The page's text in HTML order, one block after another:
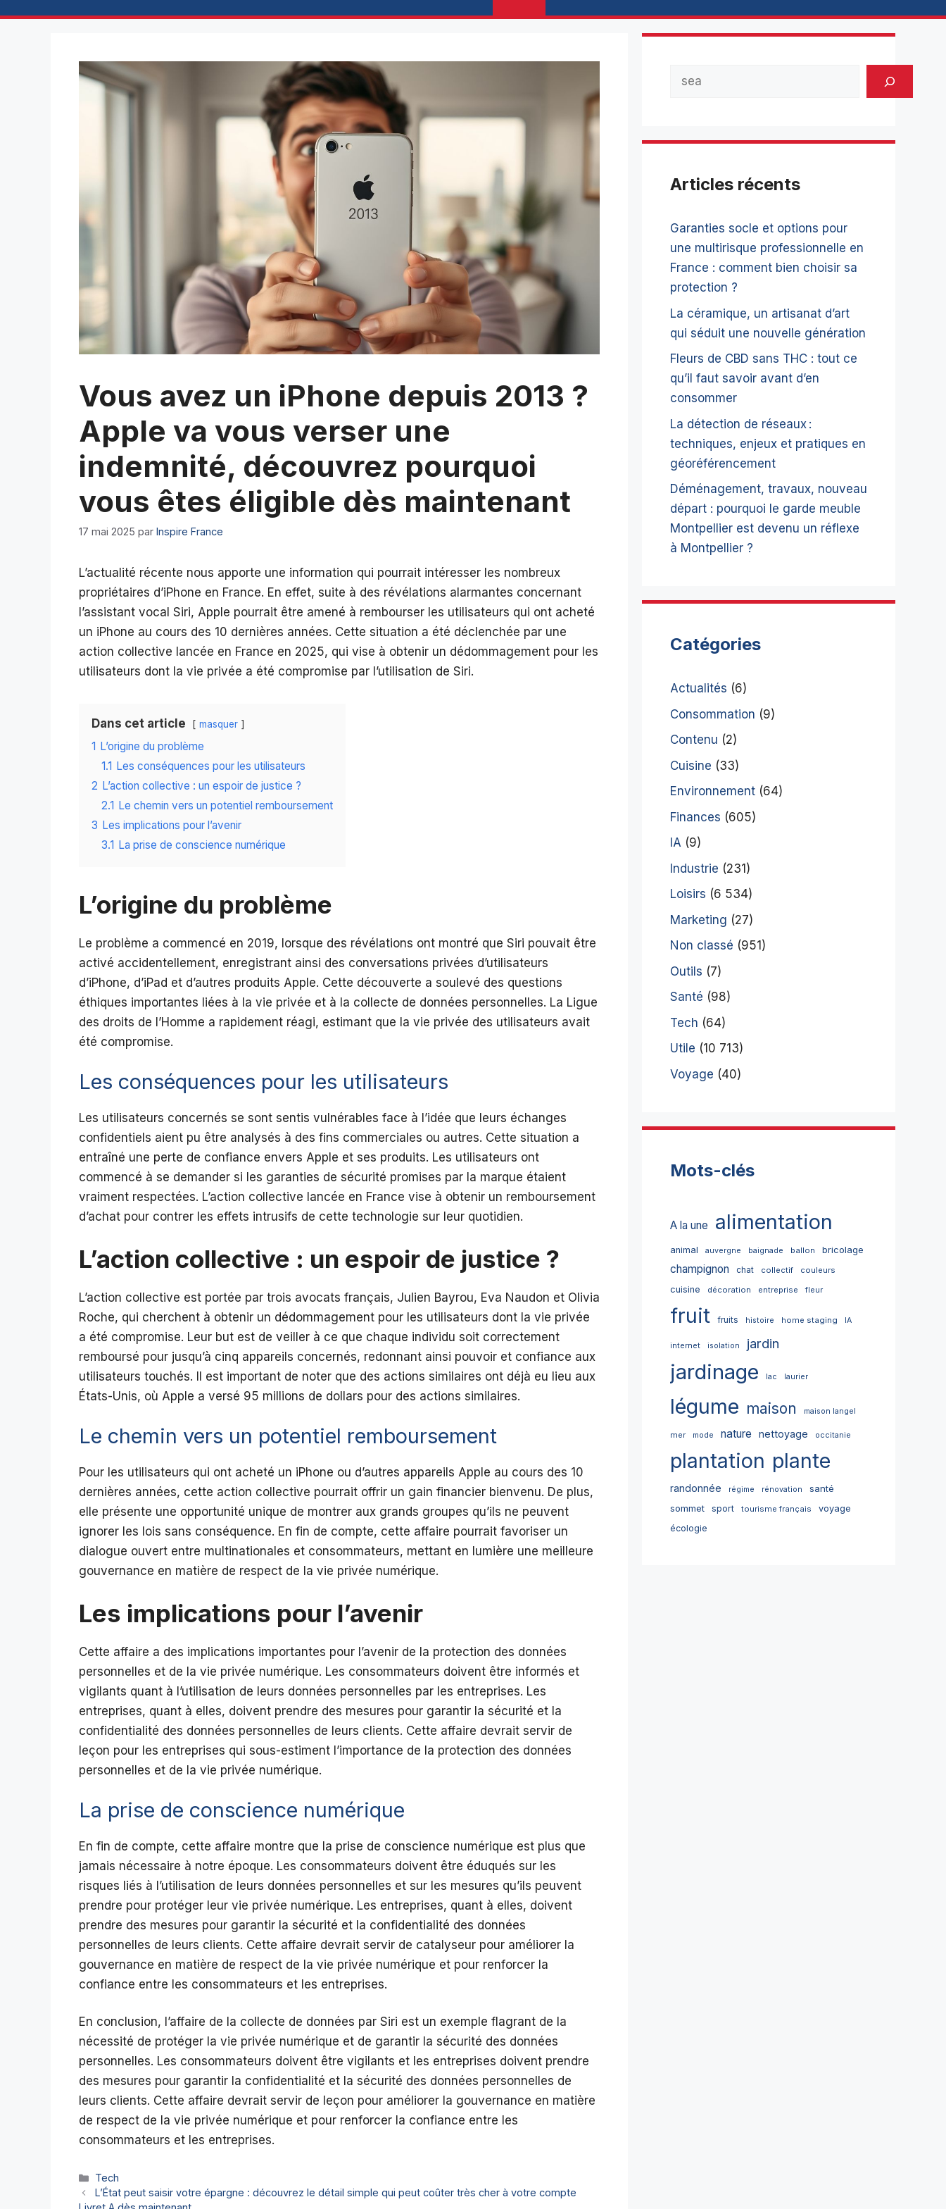
Vous avez un iPhone depuis 2013 ?
Apple va vous verser une
indemnité, découvrez pourquoi
vous êtes éligible dès maintenant
17 mai 2025 par Inspire France
L’actualité récente nous apporte une information qui pourrait intéresser les nombreux
propriétaires d’iPhone en France. En effet, suite à des révélations alarmantes concernant
l’assistant vocal Siri, Apple pourrait être amené à rembourser les utilisateurs qui ont acheté
un iPhone au cours des 10 dernières années. Cette situation a été déclenchée par une
action collective lancée en France en 2025, qui vise à obtenir un dédommagement pour les
utilisateurs dont la vie privée a été compromise par l’utilisation de Siri.
Dans cet article masquer
1 L’origine du problème
1.1 Les conséquences pour les utilisateurs
2 L’action collective : un espoir de justice ?
2.1 Le chemin vers un potentiel remboursement
3 Les implications pour l’avenir
3.1 La prise de conscience numérique
L’origine du problème
Le problème a commencé en 2019, lorsque des révélations ont montré que Siri pouvait être
activé accidentellement, enregistrant ainsi des conversations privées d’utilisateurs
d’iPhone, d’iPad et d’autres produits Apple. Cette découverte a soulevé des questions
éthiques importantes liées à la vie privée et à la collecte de données personnelles. La Ligue
des droits de l’Homme a rapidement réagi, estimant que la vie privée des utilisateurs avait
été compromise.
Les conséquences pour les utilisateurs
Les utilisateurs concernés se sont sentis vulnérables face à l’idée que leurs échanges
confidentiels aient pu être analysés à des fins commerciales ou autres. Cette situation a
entraîné une perte de confiance envers Apple et ses produits. Les utilisateurs ont
commencé à se demander si les garanties de sécurité promises par la marque étaient
vraiment respectées. L’action collective lancée en France vise à obtenir un remboursement
d’achat pour contrer les effets intrusifs de cette technologie sur leur quotidien.
L’action collective : un espoir de justice ?
L’action collective est portée par trois avocats français, Julien Bayrou, Eva Naudon et Olivia
Roche, qui cherchent à obtenir un dédommagement pour les utilisateurs dont la vie privée
a été compromise. Leur but est de veiller à ce que chaque individu soit correctement
remboursé pour jusqu’à cinq appareils concernés, redonnant ainsi pouvoir et confiance aux
utilisateurs touchés. Il est important de noter que des actions similaires ont déjà eu lieu aux
États-Unis, où Apple a versé 95 millions de dollars pour des actions similaires.
Le chemin vers un potentiel remboursement
Pour les utilisateurs qui ont acheté un iPhone ou d’autres appareils Apple au cours des 10
dernières années, cette action collective pourrait offrir un gain financier bienvenu. De plus,
elle présente une opportunité unique de montrer aux grands groupes qu’ils ne peuvent
ignorer les lois sans conséquence. En fin de compte, cette affaire pourrait favoriser un
dialogue ouvert entre multinationales et consommateurs, mettant en lumière une meilleure
gouvernance en matière de respect de la vie privée numérique.
Les implications pour l’avenir
Cette affaire a des implications importantes pour l’avenir de la protection des données
personnelles et de la vie privée numérique. Les consommateurs doivent être informés et
vigilants quant à l’utilisation de leurs données personnelles par les entreprises. Les
entreprises, quant à elles, doivent prendre des mesures pour garantir la sécurité et la
confidentialité des données personnelles de leurs clients. Cette affaire devrait servir de
leçon pour les entreprises qui sous-estiment l’importance de la protection des données
personnelles et de la vie privée numérique.
La prise de conscience numérique
En fin de compte, cette affaire montre que la prise de conscience numérique est plus que
jamais nécessaire à notre époque. Les consommateurs doivent être éduqués sur les
risques liés à l’utilisation de leurs données personnelles et sur les mesures qu’ils peuvent
prendre pour protéger leur vie privée numérique. Les entreprises, quant à elles, doivent
prendre des mesures pour garantir la sécurité et la confidentialité des données
personnelles de leurs clients. Cette affaire devrait servir de catalyseur pour améliorer la
gouvernance en matière de respect de la vie privée numérique et pour renforcer la
confiance entre les consommateurs et les entreprises.
En conclusion, l’affaire de la collecte de données par Siri est un exemple flagrant de la
nécessité de protéger la vie privée numérique et de garantir la sécurité des données
personnelles. Les consommateurs doivent être vigilants et les entreprises doivent prendre
des mesures pour garantir la confidentialité et la sécurité des données personnelles de
leurs clients. Cette affaire devrait servir de leçon pour améliorer la gouvernance en matière
de respect de la vie privée numérique et pour renforcer la confiance entre les
consommateurs et les entreprises.
Catégories
Tech
L’État peut saisir votre épargne : découvrez le détail simple qui peut coûter très cher à votre compte
Articles récents
Garanties socle et options pour
une multirisque professionnelle en
France : comment bien choisir sa
protection ?
La céramique, un artisanat d’art
qui séduit une nouvelle génération
Fleurs de CBD sans THC : tout ce
qu’il faut savoir avant d’en
consommer
La détection de réseaux :
techniques, enjeux et pratiques en
géoréférencement
Déménagement, travaux, nouveau
départ : pourquoi le garde meuble
Montpellier est devenu un réflexe
à Montpellier ?
Catégories
Actualités (6)
Consommation (9)
Contenu (2)
Cuisine (33)
Environnement (64)
Finances (605)
IA (9)
Industrie (231)
Loisirs (6 534)
Marketing (27)
Non classé (951)
Outils (7)
Santé (98)
Tech (64)
Utile (10 713)
Voyage (40)
Mots-clés
A la une alimentation
animal auvergne baignade ballon bricolage
champignon chat collectif couleurs
cuisine décoration entreprise fleur
fruit fruits histoire home staging IA
internet isolation jardin
jardinage lac laurier
légume maison maison langel
mer mode nature nettoyage occitanie
plantation plante
randonnée régime rénovation
santé
sommet
sport tourisme français
voyage
écologie